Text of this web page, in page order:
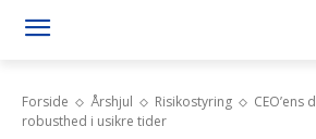
Forside Årshjul Risikostyring
CEO’ens
robusthed i usikre tider